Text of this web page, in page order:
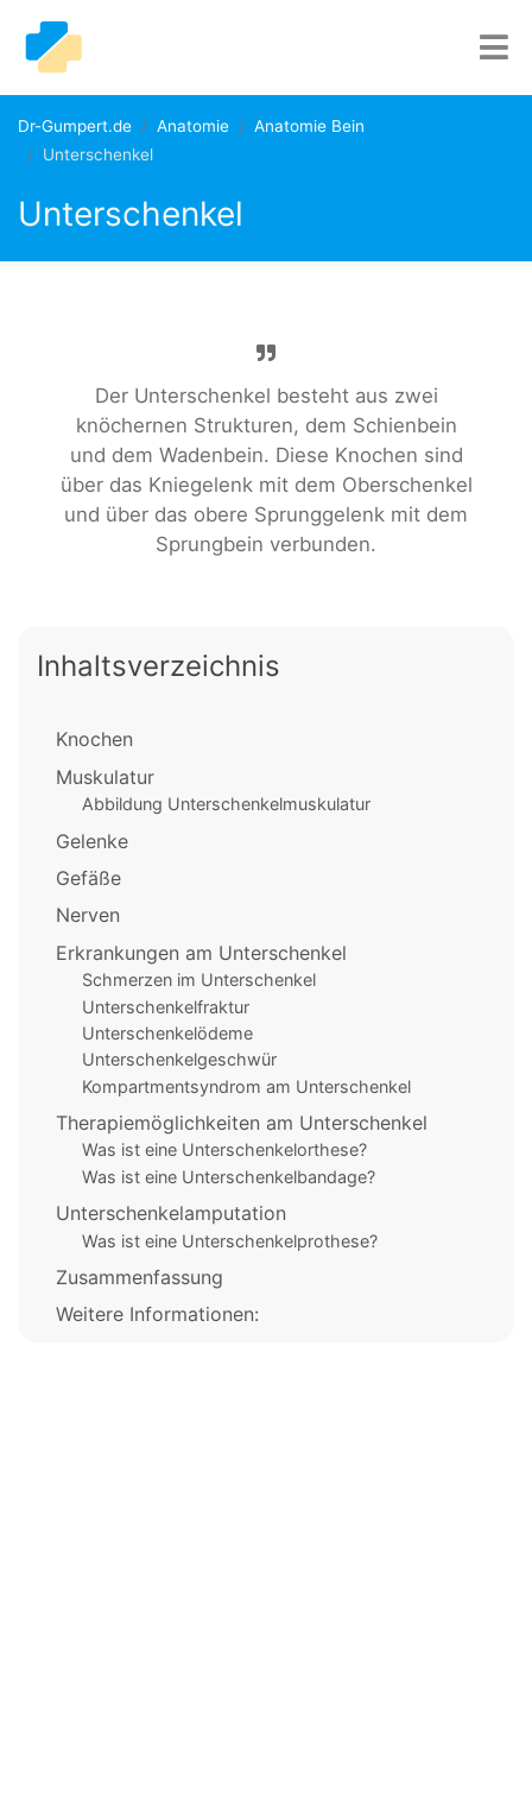
Dr-Gumpert.de Anatomie
Anatomie Bein
Unterschenkel
Unterschenkel
Der Unterschenkel besteht aus zwei
knöchernen Strukturen, dem Schienbein
und dem Wadenbein. Diese Knochen sind
über das Kniegelenk mit dem Oberschenkel
und über das obere Sprunggelenk mit dem
Sprungbein verbunden.
Inhaltsverzeichnis
Knochen
Muskulatur
Abbildung Unterschenkelmuskulatur
Gelenke
Gefäße
Nerven
Erkrankungen am Unterschenkel
Schmerzen im Unterschenkel
Unterschenkelfraktur
Unterschenkelödeme
Unterschenkelgeschwür
Kompartmentsyndrom am Unterschenkel
Therapiemöglichkeiten am Unterschenkel
Was ist eine Unterschenkelorthese?
Was ist eine Unterschenkelbandage?
Unterschenkelamputation
Was ist eine Unterschenkelprothese?
Zusammenfassung
Weitere Informationen: